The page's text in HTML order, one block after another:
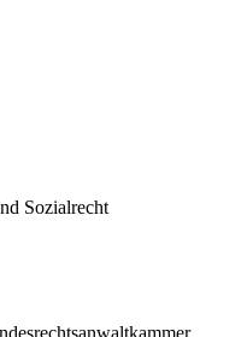
Sozialrecht